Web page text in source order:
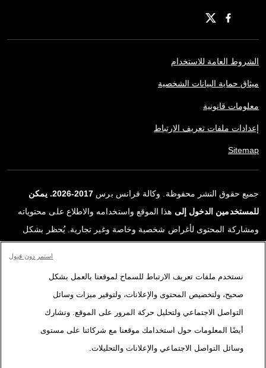
الشروط العامة للاستخدام
ميثاق حماية البيانات الشخصية
معلومات قانونية
إعدادات ملفات تعريف الارتباط
Sitemap
جميع حقوق النشر محفوظة. وكالة فرانس برس
2017-2026. يمكن
للمستخدمين الدخول إلى هذا الموقع واستخدامه والاطلاع على محتوياته
ومشاركة المحتوى لأغراض شخصية وخاصة وغير تجارية. يُحظر بشكل
ترخيص محددة موقعة مع وكالة فرانس برس. المواد والروابط الواردة في
التقارير، والتي لم تنتجها وكالة فرانس برس، مستخدمة فقط وبالقدر
اللازم كعناصر إثبات لمحتوى هذه التقارير. لم تحصل فرانس برس على أي
حقوق من المؤلفين أو مالكي حقوق النشر لهذا المحتوى ولا تتحمّل أي
مسؤوليّة في هذا الصدد. وكالة فرانس برس وشعارها علامتان تجاريتان
نستخدم ملفات تعريف الارتباط للسماح لموقعنا بالعمل بشكل
صحيح، ولتخصيص المحتوى والإعلانات، ولتوفير ميزات وسائل
التواصل الاجتماعي ولتحليل حركة المرور على الموقع. ونشارك
أيضًا المعلومات حول استخدامك موقعنا مع شركائنا على مستوى
وسائل التواصل الاجتماعي والإعلانات والتحليلات.
استمر دون قبول